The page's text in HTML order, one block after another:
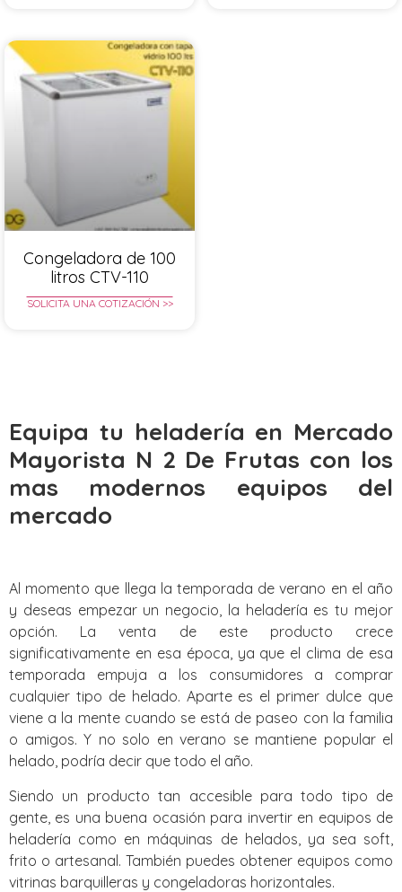
Congeladora de 100
litros CTV-110
SOLICITA UNA COTIZACIÓN >>
Equipa tu heladería en Mercado
Mayorista N 2 De Frutas con los
mas modernos equipos del
mercado
Al momento que llega la temporada de verano en el año
y deseas empezar un negocio, la heladería es tu mejor
opción. La venta de este producto crece
significativamente en esa época, ya que el clima de esa
temporada empuja a los consumidores a comprar
cualquier tipo de helado. Aparte es el primer dulce que
viene a la mente cuando se está de paseo con la familia
o amigos. Y no solo en verano se mantiene popular el
helado, podría decir que todo el año.
Siendo un producto tan accesible para todo tipo de
gente, es una buena ocasión para invertir en equipos de
heladería como en máquinas de helados, ya sea soft,
frito o artesanal. También puedes obtener equipos como
vitrinas barquilleras y congeladoras horizontales.